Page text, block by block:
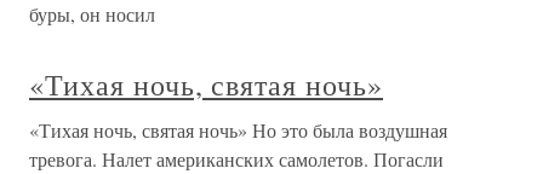
буры, он носил
«Тихая ночь, святая ночь»
«Тихая ночь, святая ночь» Но это была воздушная
тревога. Налет американских самолетов. Погасли